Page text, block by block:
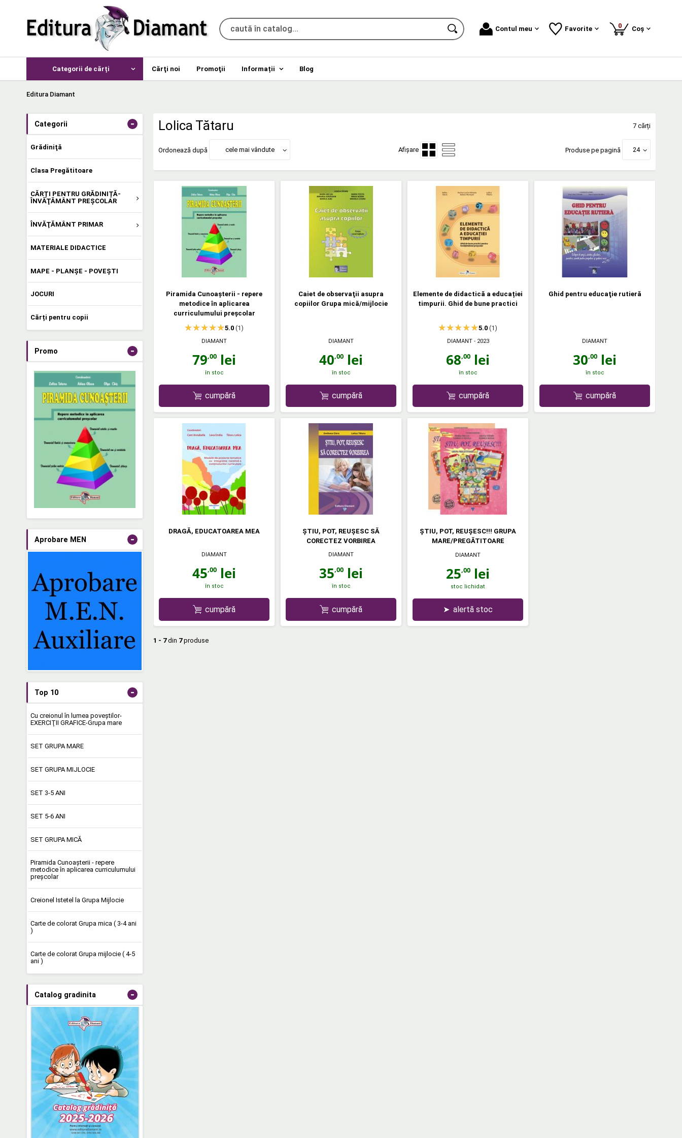
Contul meu Favorite 0produse
Coș
Categorii de cărți Cărţi noi Promoţii Informații Blog
Editura Diamant
Categorii -
Grădiniţă
Clasa Pregătitoare
CĂRȚI PENTRU GRĂDINIȚĂ-
ÎNVĂŢĂMÂNT PREŞCOLAR
ÎNVĂŢĂMÂNT PRIMAR
MATERIALE DIDACTICE
MAPE - PLANȘE - POVEȘTI
JOCURI
Cărți pentru copii
Promo -
Aprobare MEN -
Top 10 -
Cu creionul în lumea poveştilor-
EXERCIŢII GRAFICE-Grupa mare
SET GRUPA MARE
SET GRUPA MIJLOCIE
SET 3-5 ANI
SET 5-6 ANI
SET GRUPA MICĂ
Piramida Cunoașterii - repere
metodice în aplicarea curriculumului
preşcolar
Creionel Istetel la Grupa Mijlocie
Carte de colorat Grupa mica ( 3-4 ani
)
Carte de colorat Grupa mijlocie ( 4-5
ani )
Catalog gradinita -
Lolica Tătaru 7 cărți
Ordonează după cele mai vândute Afișare Produse pe pagină 24
Piramida Cunoașterii - repere
metodice în aplicarea
curriculumului preşcolar
5.0(1)
DIAMANT
79,00 lei
în stoc
cumpără
Caiet de observaţii asupra
copiilor Grupa mică/mijlocie
DIAMANT
40,00 lei
în stoc
cumpără
Elemente de didactică a educației
timpurii. Ghid de bune practici
5.0(1)
DIAMANT- 2023
68,00 lei
în stoc
cumpără
Ghid pentru educaţie rutieră
DIAMANT
30,00 lei
în stoc
cumpără
DRAGĂ, EDUCATOAREA MEA
DIAMANT
45,00 lei
în stoc
cumpără
ŞTIU, POT, REUŞESC SĂ
CORECTEZ VORBIREA
DIAMANT
35,00 lei
în stoc
cumpără
ŞTIU, POT, REUŞESC!!! GRUPA
MARE/PREGĂTITOARE
DIAMANT
25,00 lei
stoc lichidat
➤ alertă stoc
1 - 7din 7produse